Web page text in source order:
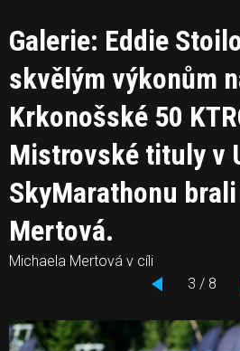
Galerie: Eddie
skvělým výkonům
Krkonošské 50
Mistrovské tituly v
SkyMarathonu
Mertová.
Michaela Mertová v cíli
3 / 8